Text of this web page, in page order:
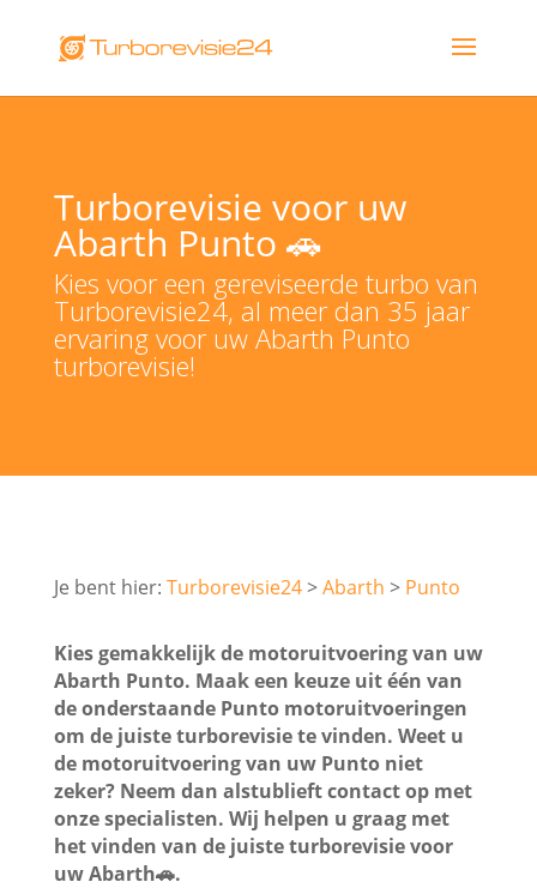
Turborevisie voor uw
Abarth Punto 🚗
Kies voor een gereviseerde turbo van
Turborevisie24, al meer dan 35 jaar
ervaring voor uw Abarth Punto
turborevisie!
Turborevisie24 Abarth Punto
Kies gemakkelijk de motoruitvoering van uw
Abarth Punto. Maak een keuze uit één van
de onderstaande Punto motoruitvoeringen
om de juiste turborevisie te vinden. Weet u
de motoruitvoering van uw Punto niet
zeker? Neem dan alstublieft contact op met
onze specialisten. Wij helpen u graag met
het vinden van de juiste turborevisie voor
uw Abarth🚗.